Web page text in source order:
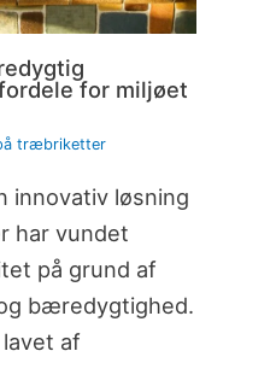
for miljøet
træbriketter
løsning
har vundet
på grund af
bæredygtighed.
af